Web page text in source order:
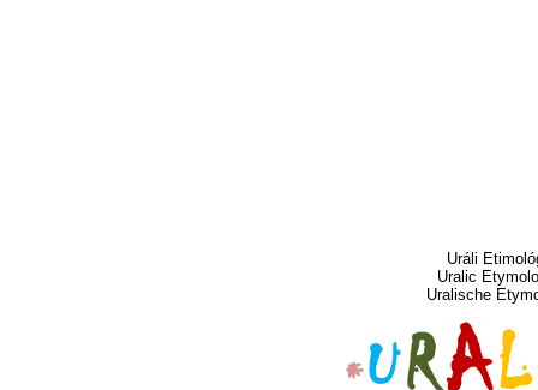
Uráli
Uralic
Uralische